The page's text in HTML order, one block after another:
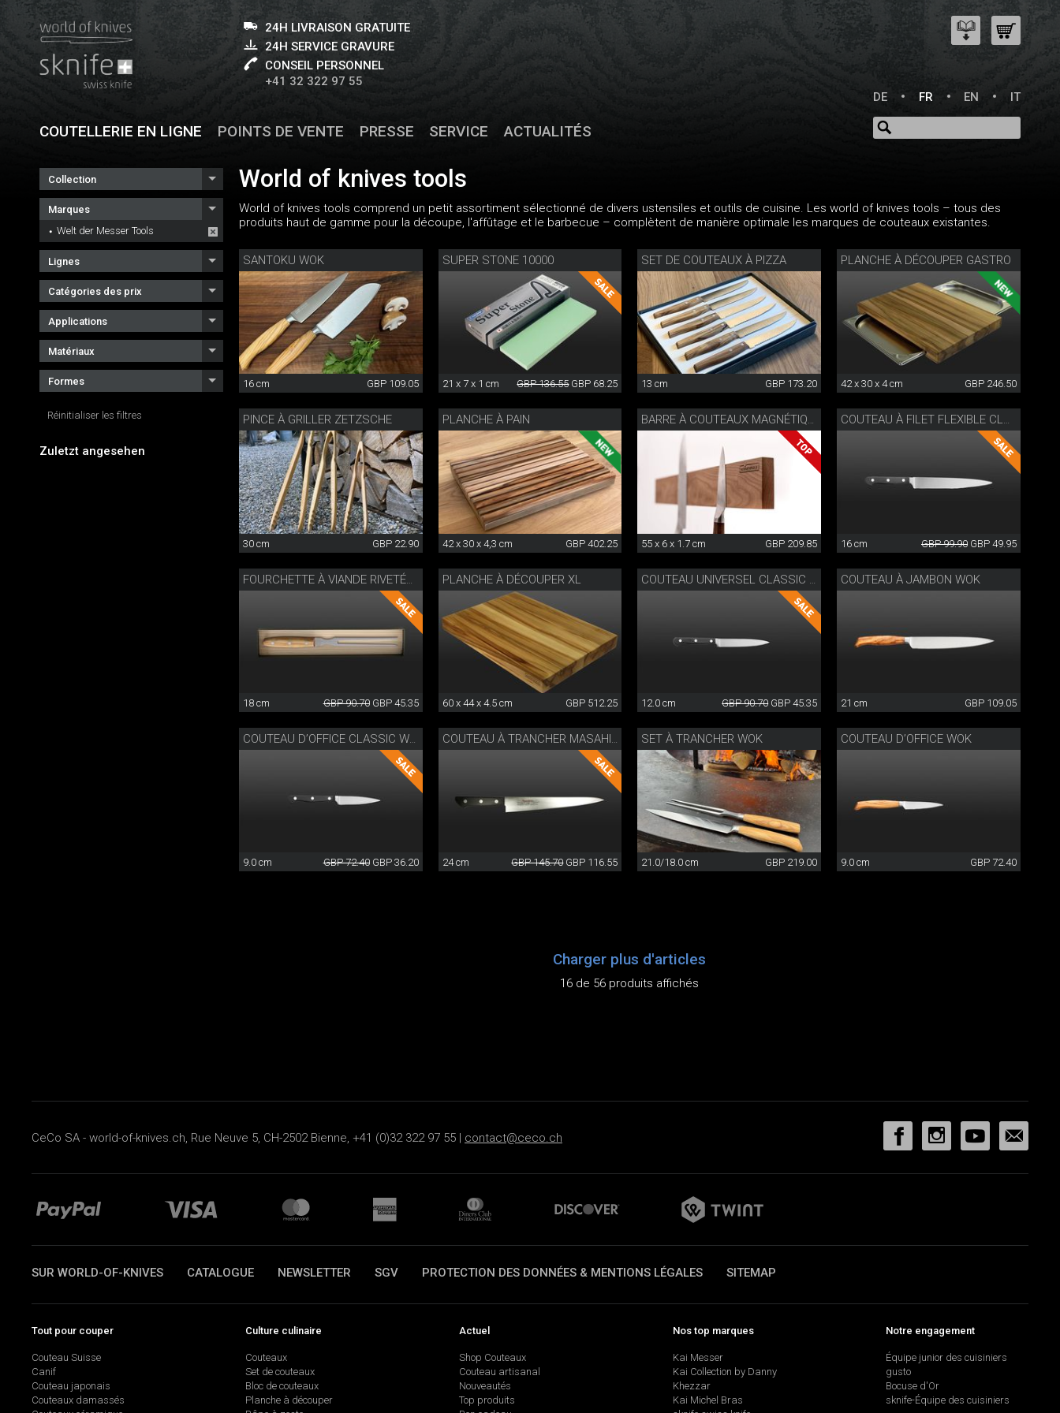
24H LIVRAISON GRATUITE
24H SERVICE GRAVURE
CONSEIL PERSONNEL
+41 32 322 97 55
DE
FR EN IT
COUTELLERIE EN LIGNE POINTS DE VENTE PRESSE SERVICE ACTUALITÉS
Collection
Marques
Welt der Messer Tools
Lignes
Catégories des prix
Applications
Matériaux
Formes
Réinitialiser les filtres
Zuletzt angesehen
World of knives tools
World of knives tools comprend un petit assortiment sélectionné de divers ustensiles et outils de cuisine. Les world of knives tools – tous des
produits haut de gamme pour la découpe, l'affûtage et le barbecue – complètent de manière optimale les marques de couteaux existantes.
SANTOKU WOK
16 cm GBP 109.05
SUPER STONE 10000
21 x 7 x 1 cm GBP 136.55 GBP 68.25
SET DE COUTEAUX À PIZZA
13 cm GBP 173.20
PLANCHE À DÉCOUPER GASTRO
42 x 30 x 4 cm GBP 246.50
PINCE À GRILLER ZETZSCHE
30 cm GBP 22.90
PLANCHE À PAIN
42 x 30 x 4,3 cm GBP 402.25
BARRE À COUTEAUX MAGNÉTIQUE
55 x 6 x 1.7 cm GBP 209.85
COUTEAU À FILET FLEXIBLE CLASSIC WOK
16 cm GBP 99.90 GBP 49.95
18 cm GBP 90.70 GBP 45.35
PLANCHE À DÉCOUPER XL
60 x 44 x 4.5 cm GBP 512.25 12.0 cm GBP 90.70 GBP 45.35
COUTEAU À JAMBON WOK
21 cm GBP 109.05
COUTEAU D’OFFICE CLASSIC WOK
9.0 cm GBP 72.40 GBP 36.20
COUTEAU À TRANCHER MASAHIRO
24 cm GBP 145.70 GBP 116.55
SET À TRANCHER WOK
21.0/18.0 cm GBP 219.00
COUTEAU D’OFFICE WOK
9.0 cm GBP 72.40
Charger plus d'articles
16 de 56 produits affichés
CeCo SA - world-of-knives.ch, Rue Neuve 5, CH-2502 Bienne, +41 (0)32 322 97 55 | contact@ceco.ch
SUR WORLD-OF-KNIVES CATALOGUE NEWSLETTER SGV PROTECTION DES DONNÉES & MENTIONS LÉGALES SITEMAP
Tout pour couper
Couteau Suisse
Canif
Couteau japonais
Couteaux damassés
Culture culinaire
Couteaux
Set de couteaux
Bloc de couteaux
Planche à découper
Actuel
Shop Couteaux
Couteau artisanal
Nouveautés
Top produits
Nos top marques
Kai Messer
Kai Collection by Danny
Khezzar
Kai Michel Bras
Notre engagement
Équipe junior des cuisiniers
gusto
Bocuse d'Or
sknife-Équipe des cuisiniers